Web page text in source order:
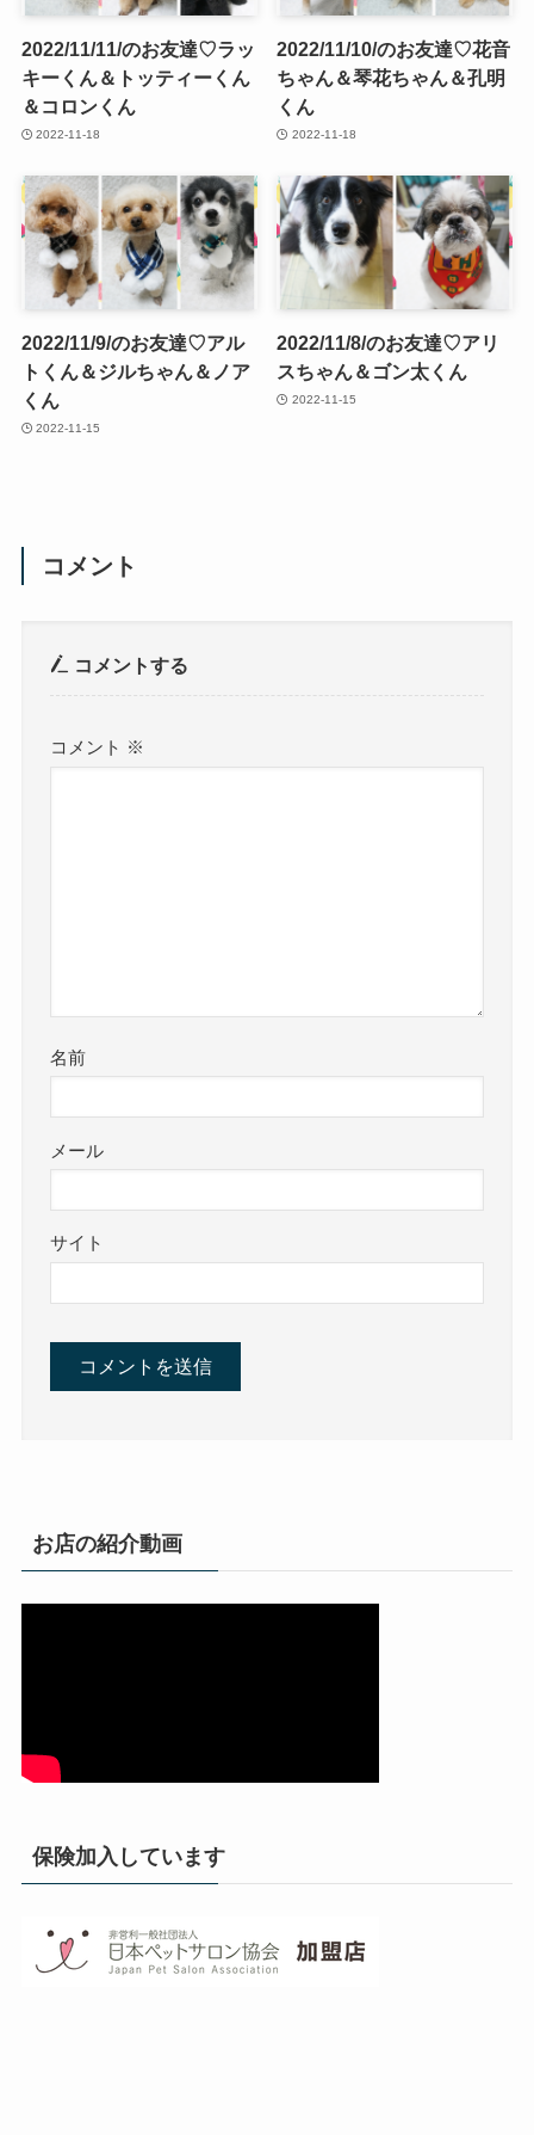
2022/11/11/のお友達♡ラッ
キーくん＆トッティーくん
＆コロンくん
2022-11-18
2022/11/10/のお友達♡花音
ちゃん＆琴花ちゃん＆孔明
くん
2022-11-18
2022/11/9/のお友達♡アル
トくん＆ジルちゃん＆ノア
くん
2022-11-15
2022/11/8/のお友達♡アリ
スちゃん＆ゴン太くん
2022-11-15
コメント
コメントする
コメント ※
名前
メール
サイト
お店の紹介動画
保険加入しています